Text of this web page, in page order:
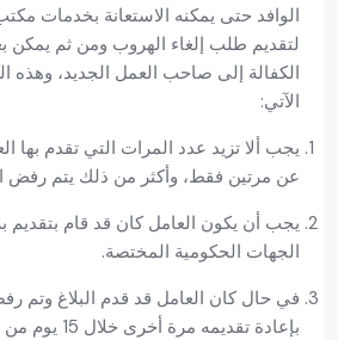
الوافد حتى يمكنه الاستعانة بخدمات
لتقديم طلب إلغاء الهروب ومن ثم يمكن
الكفالة إلى صاحب العمل الجديد، وهذه
الآتي:
يجب ألا تزيد عدد المرات التي تقدم بها
عن مرتين فقط، وأكثر من ذلك يتم رفض
يجب أن يكون العامل كان قد قام بتقديم
الجهات الحكومية المختصة.
في حال كان العامل قد قدم البلاغ وتم
بإعادة تقديمه مرة